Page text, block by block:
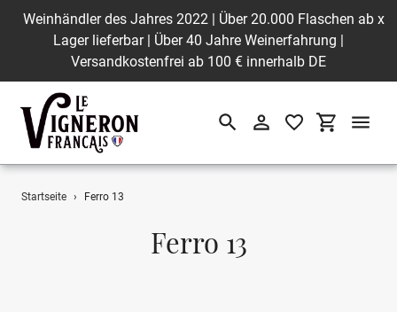
Direkt
Weinhändler des Jahres 2022 | Über 20.000 Flaschen ab
Lager lieferbar | Über 40 Jahre Weinerfahrung |
Versandkostenfrei ab 100 € innerhalb DE
x
SuchenEinloggen
Startseite › Ferro 13
S
Ferro 13